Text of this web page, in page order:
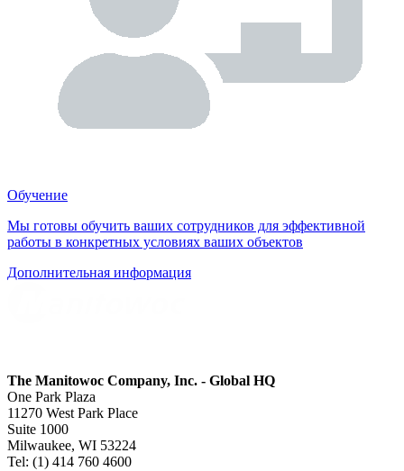
Обучение
Мы готовы обучить ваших сотрудников для эффективной
работы в конкретных условиях ваших объектов
Дополнительная информация
The Manitowoc Company, Inc. - Global HQ
One Park Plaza
11270 West Park Place
Suite 1000
Milwaukee, WI 53224
Tel: (1) 414 760 4600